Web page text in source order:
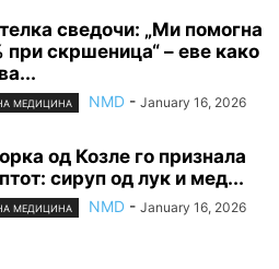
сведочи: „Ми помогна
при скршеница“ – еве како
МЕДИЦИНА NMD - January 16, 2026
од Козле го признала
сируп од лук и мед...
МЕДИЦИНА NMD - January 16, 2026